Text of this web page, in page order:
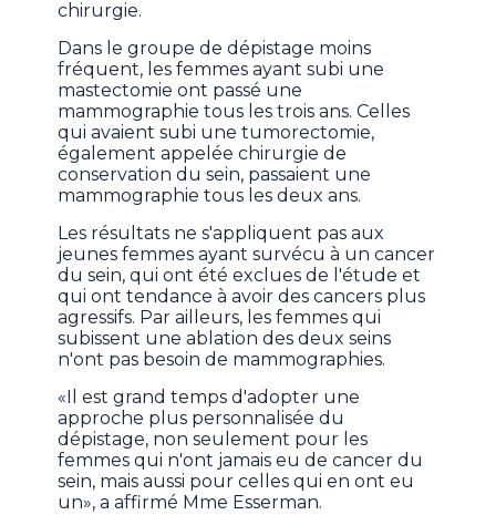
chirurgie.
Dans le groupe de dépistage moins
fréquent, les femmes ayant subi une
mastectomie ont passé une
mammographie tous les trois ans. Celles
qui avaient subi une tumorectomie,
également appelée chirurgie de
conservation du sein, passaient une
mammographie tous les deux ans.
Les résultats ne s'appliquent pas aux
jeunes femmes ayant survécu à un cancer
du sein, qui ont été exclues de l'étude et
qui ont tendance à avoir des cancers plus
agressifs. Par ailleurs, les femmes qui
subissent une ablation des deux seins
n'ont pas besoin de mammographies.
«Il est grand temps d'adopter une
approche plus personnalisée du
dépistage, non seulement pour les
femmes qui n'ont jamais eu de cancer du
sein, mais aussi pour celles qui en ont eu
un», a affirmé Mme Esserman.